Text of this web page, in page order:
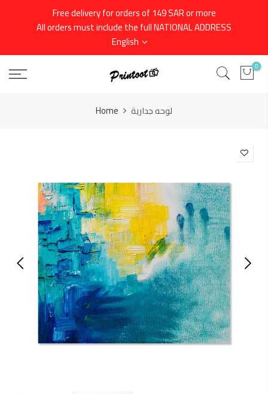
Free delivery for orders of 149 SAR or more
All orders must include the full NATIONAL ADDRESS
English
0
Home لوحه جدارية